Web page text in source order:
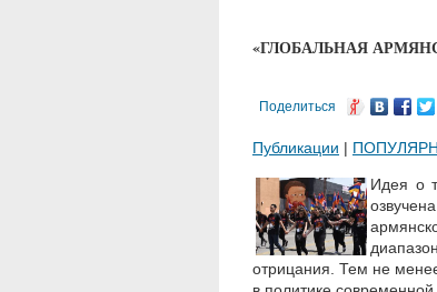
«ГЛОБАЛЬНАЯ
Поделиться
Публикации |
Идея о
отрицания. Тем не